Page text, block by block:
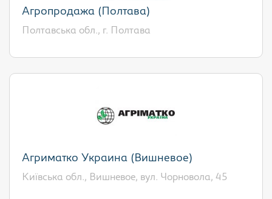
Агропродажа (Полтава)
Полтавська обл., г. Полтава
Агриматко Украина (Вишневое)
Київська обл., Вишневое, вул. Чорновола, 45